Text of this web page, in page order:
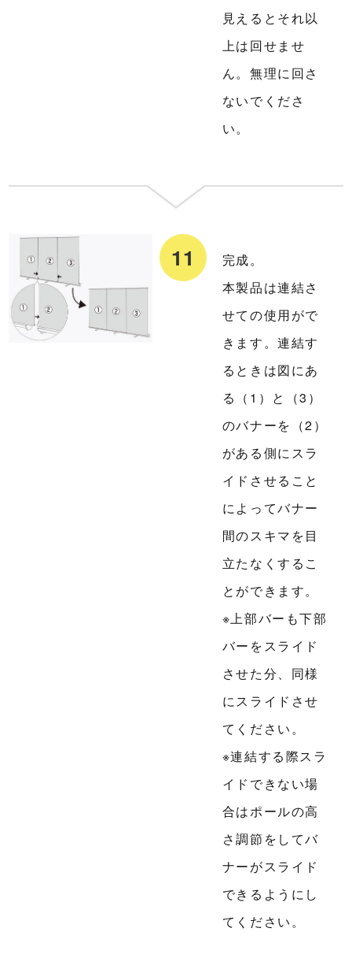
見えるとそれ以
上は回せませ
ん。無理に回さ
ないでくださ
い。
完成。
本製品は連結さ
せての使用がで
きます。連結す
るときは図にあ
る（1）と（3）
のバナーを（2）
がある側にスラ
イドさせること
によってバナー
間のスキマを目
立たなくするこ
とができます。
※上部バーも下部
バーをスライド
させた分、同様
にスライドさせ
てください。
※連結する際スラ
イドできない場
合はポールの高
さ調節をしてバ
ナーがスライド
できるようにし
てください。